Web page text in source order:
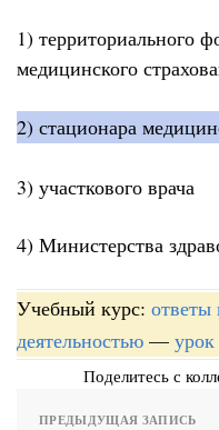
1) территориального
медицинского
2) стационара
3) участкового врача
4) Министерства
Учебный курс: ответы
деятельностью —
Поделитесь с
ПРЕДЫДУЩАЯ ЗАПИСЬ